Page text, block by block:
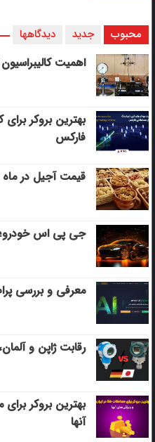
محبوب جدید دیدگاهها
اهمیت
بهترین بروکر برای
فارکس
قیمت آجیل در
جی پی اس خودرو؛
معرفی و بررسی پراپ
رقابت ژاپن و
بهترین بروکر
آنها